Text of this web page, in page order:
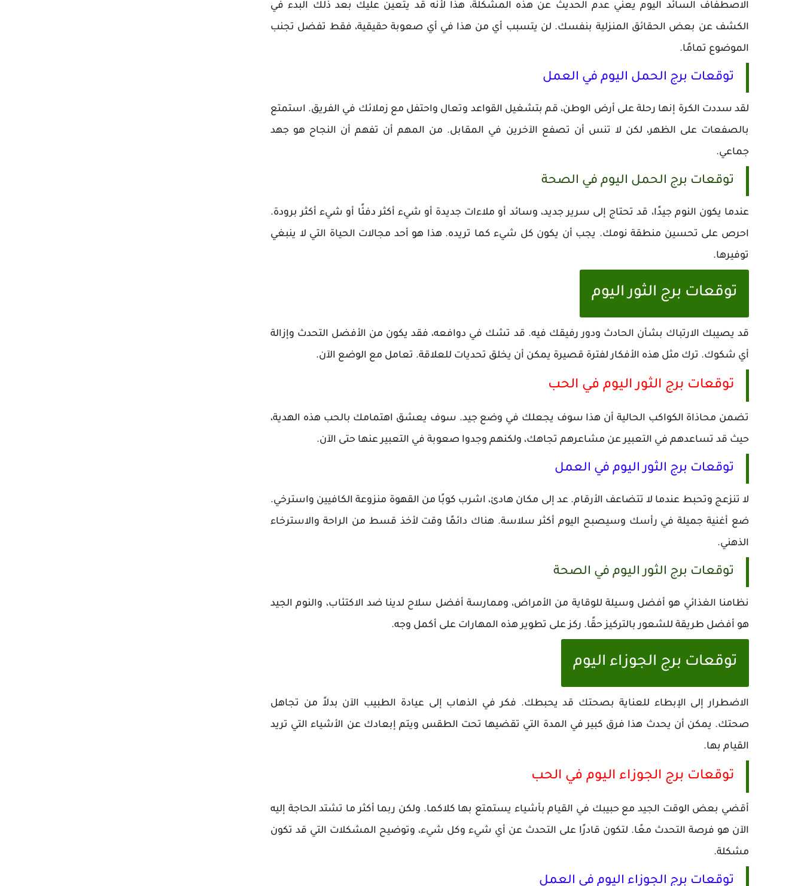
الاصطفاف السائد اليوم يعني عدم الحديث عن هذه المشكلة، هذا لأنه قد يتعين عليك بعد ذلك البدء في
الكشف عن بعض الحقائق المنزلية بنفسك. لن يتسبب أي من هذا في أي صعوبة حقيقية، فقط تفضل تجنب
الموضوع تمامًا.
توقعات برج الحمل اليوم في العمل
لقد سددت الكرة إنها رحلة على أرض الوطن، قم بتشغيل القواعد وتعال واحتفل مع زملائك في الفريق. استمتع
بالصفعات على الظهر، لكن لا تنس أن تصفع الآخرين في المقابل. من المهم أن تفهم أن النجاح هو جهد
جماعي.
توقعات برج الحمل اليوم في الصحة
عندما يكون النوم جيدًا، قد تحتاج إلى سرير جديد، وسائد أو ملاءات جديدة أو شيء أكثر دفئًا أو شيء أكثر برودة.
احرص على تحسين منطقة نومك. يجب أن يكون كل شيء كما تريده. هذا هو أحد مجالات الحياة التي لا ينبغي
توفيرها.
توقعات برج الثور اليوم
قد يصيبك الارتباك بشأن الحادث ودور رفيقك فيه. قد تشك في دوافعه، فقد يكون من الأفضل التحدث وإزالة
أي شكوك. ترك مثل هذه الأفكار لفترة قصيرة يمكن أن يخلق تحديات للعلاقة. تعامل مع الوضع الآن.
توقعات برج الثور اليوم في الحب
تضمن محاذاة الكواكب الحالية أن هذا سوف يجعلك في وضع جيد. سوف يعشق اهتمامك بالحب هذه الهدية،
حيث قد تساعدهم في التعبير عن مشاعرهم تجاهك، ولكنهم وجدوا صعوبة في التعبير عنها حتى الآن.
توقعات برج الثور اليوم في العمل
لا تنزعج وتحبط عندما لا تتضاعف الأرقام. عد إلى مكان هادئ، اشرب كوبًا من القهوة منزوعة الكافيين واسترخي.
ضع أغنية جميلة في رأسك وسيصبح اليوم أكثر سلاسة. هناك دائمًا وقت لأخذ قسط من الراحة والاسترخاء
الذهني.
توقعات برج الثور اليوم في الصحة
نظامنا الغذائي هو أفضل وسيلة للوقاية من الأمراض، وممارسة أفضل سلاح لدينا ضد الاكتئاب، والنوم الجيد
هو أفضل طريقة للشعور بالتركيز حقًا. ركز على تطوير هذه المهارات على أكمل وجه.
توقعات برج الجوزاء اليوم
الاضطرار إلى الإبطاء للعناية بصحتك قد يحبطك. فكر في الذهاب إلى عيادة الطبيب الآن بدلاً من تجاهل
صحتك. يمكن أن يحدث هذا فرق كبير في المدة التي تقضيها تحت الطقس ويتم إبعادك عن الأشياء التي تريد
القيام بها.
توقعات برج الجوزاء اليوم في الحب
أقضي بعض الوقت الجيد مع حبيبك في القيام بأشياء يستمتع بها كلاكما. ولكن ربما أكثر ما تشتد الحاجة إليه
الآن هو فرصة التحدث معًا. لتكون قادرًا على التحدث عن أي شيء وكل شيء، وتوضيح المشكلات التي قد تكون
مشكلة.
توقعات برج الجوزاء اليوم في العمل